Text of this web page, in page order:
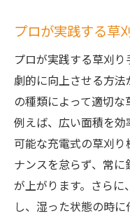
プロが実践する草
プロが実践する草刈
劇的に向上させる方
の種類によって適切な
例えば、広い面積を
可能な充電式の草刈
ナンスを怠らず、常
が上がります。さら
し、湿った状態の時